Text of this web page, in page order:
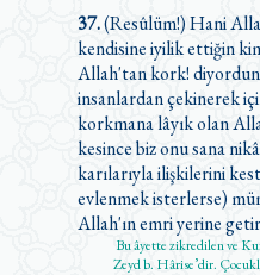
37.(Resûlüm!) Hani
kendisine iyilik ettiğin
Allah'tan kork! diyordun.
insanlardan çekinerek
korkmana lâyık olan
kesince biz onu sana
karılarıyla ilişkilerini
evlenmek isterlerse)
Allah'ın emri yerine
Bu âyette zikredilen ve
Zeyd b. Hârise’dir.